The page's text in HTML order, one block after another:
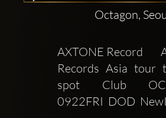
Octagon,
AXTONE Record
Records Asia tour
spot Club
0922FRI  DOD